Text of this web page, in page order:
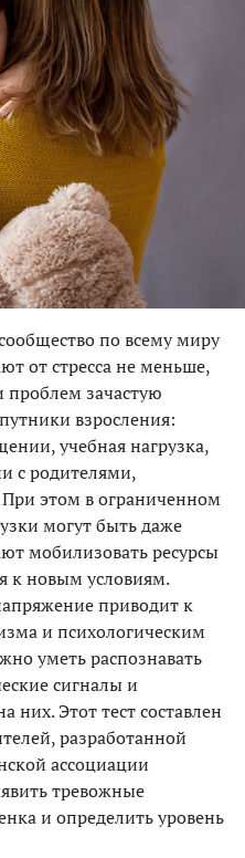
по всему миру
от стресса не меньше,
зачастую
взросления:
учебная нагрузка,
с родителями,
этом в ограниченном
могут быть даже
мобилизовать ресурсы
к новым условиям.
приводит к
и психологическим
уметь распознавать
сигналы и
них. Этот тест составлен
разработанной
ассоциации
тревожные
и определить уровень